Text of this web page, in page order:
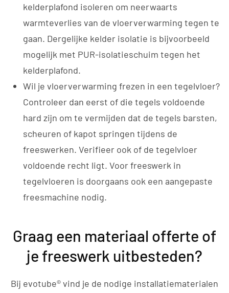
kelderplafond isoleren om neerwaarts
warmteverlies van de vloerverwarming tegen te
gaan. Dergelijke kelder isolatie is bijvoorbeeld
mogelijk met PUR-isolatieschuim tegen het
kelderplafond.
Wil je vloerverwarming frezen in een tegelvloer?
Controleer dan eerst of die tegels voldoende
hard zijn om te vermijden dat de tegels barsten,
scheuren of kapot springen tijdens de
freeswerken. Verifieer ook of de tegelvloer
voldoende recht ligt. Voor freeswerk in
tegelvloeren is doorgaans ook een aangepaste
freesmachine nodig.
Graag een materiaal offerte of
je freeswerk uitbesteden?
Bij evotube® vind je de nodige installatiematerialen